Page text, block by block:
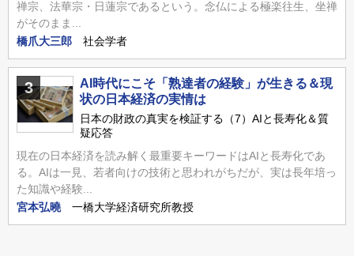
禅宗、法華宗・日蓮宗であるという。念仏による極楽往生、坐禅
がそのまま...
橋爪大三郎
社会学者
3
AI時代にこそ「熟達者の経験」が生きる＆現
状の日本経済の実情は
日本の財政の真実を検証する（7）AIと長寿化＆質
疑応答
現在の日本経済を読み解く最重要キーワードはAIと長寿化であ
る。AIは一見、若者向けの技術と思われがちだが、実は長年培っ
た知識や経験...
宮本弘曉
一橋大学経済研究所教授